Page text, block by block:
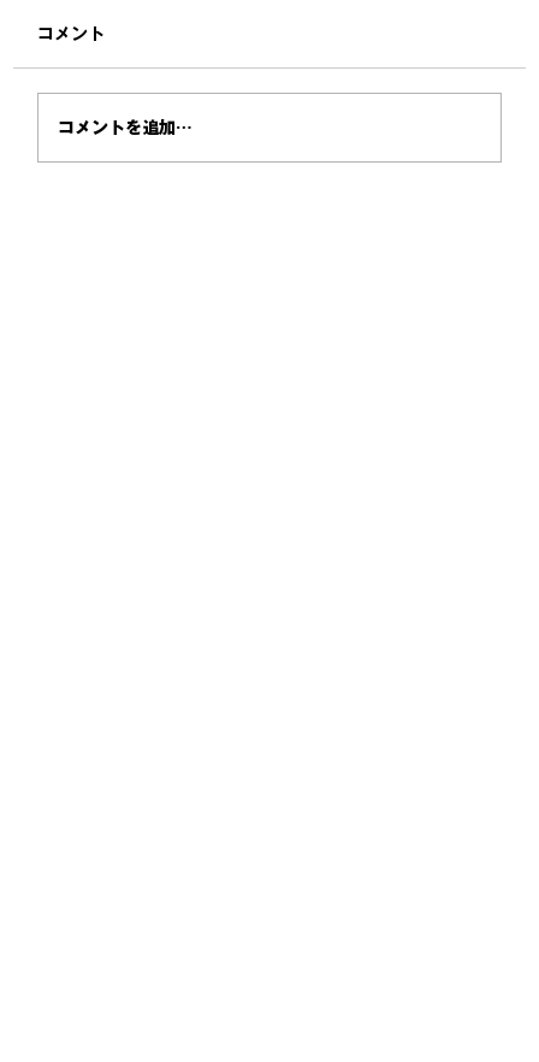
コメント
コメントを追加…